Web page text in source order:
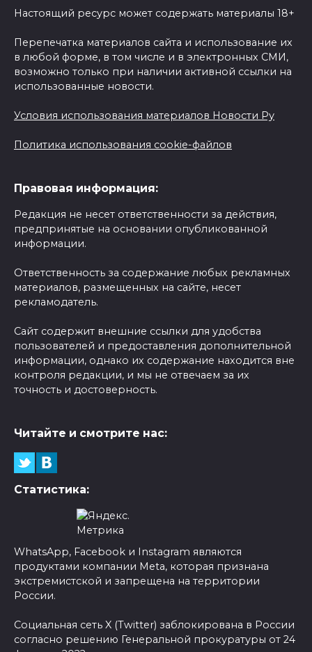
Настоящий ресурс может содержать материалы 18+
Перепечатка материалов сайта и использование их
в любой форме, в том числе и в электронных СМИ,
возможно только при наличии активной ссылки на
использованные новости.
Условия использования материалов Новости Ру
Политика использования cookie-файлов
Правовая информация:
Редакция не несет ответственности за действия,
предпринятые на основании опубликованной
информации.
Ответственность за содержание любых рекламных
материалов, размещенных на сайте, несет
рекламодатель.
Сайт содержит внешние ссылки для удобства
пользователей и предоставления дополнительной
информации, однако их содержание находится вне
контроля редакции, и мы не отвечаем за их
точность и достоверность.
Читайте и смотрите нас:
Статистика:
WhatsApp, Facebook и Instagram являются
продуктами компании Meta, которая признана
экстремистской и запрещена на территории
России.
Социальная сеть X (Twitter) заблокирована в России
согласно решению Генеральной прокуратуры от 24